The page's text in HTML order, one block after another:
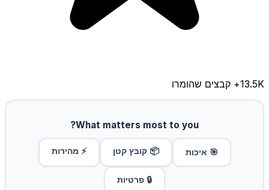
13.5K+ קבצים שהומרו
What matters most to you?
🎯 איכות 📦 קובץ קטן ⚡ מהירות
🔒 פרטיות